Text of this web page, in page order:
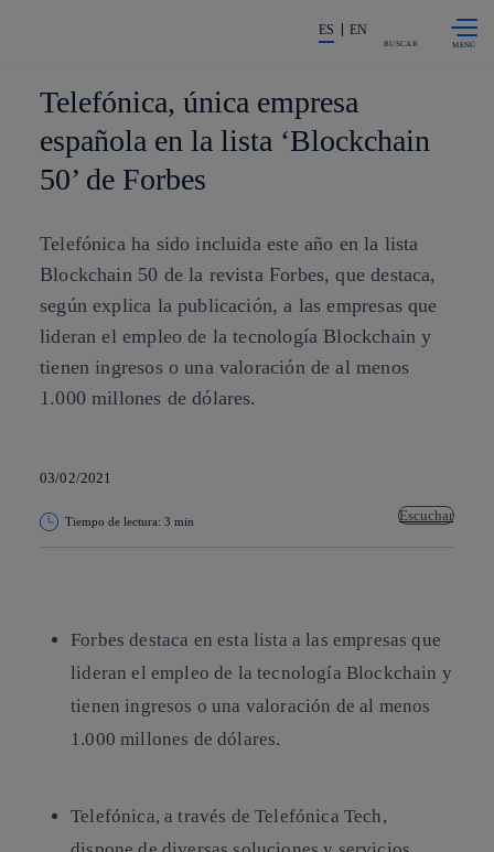
La acción en accionistas e
ES EN
BUSCAR
Telefónica, única empresa
española en la lista ‘Blockchain
50’ de Forbes
Telefónica ha sido incluida este año en la lista
Blockchain 50 de la revista Forbes, que destaca,
según explica la publicación, a las empresas que
lideran el empleo de la tecnología Blockchain y
tienen ingresos o una valoración de al menos
1.000 millones de dólares.
03/02/2021
Tiempo de lectura: 3 min Escuchar
Forbes destaca en esta lista a las empresas que
lideran el empleo de la tecnología Blockchain y
tienen ingresos o una valoración de al menos
1.000 millones de dólares.
Telefónica, a través de Telefónica Tech,